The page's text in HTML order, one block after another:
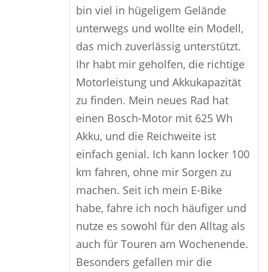
bin viel in hügeligem Gelände
unterwegs und wollte ein Modell,
das mich zuverlässig unterstützt.
Ihr habt mir geholfen, die richtige
Motorleistung und Akkukapazität
zu finden. Mein neues Rad hat
einen Bosch-Motor mit 625 Wh
Akku, und die Reichweite ist
einfach genial. Ich kann locker 100
km fahren, ohne mir Sorgen zu
machen. Seit ich mein E-Bike
habe, fahre ich noch häufiger und
nutze es sowohl für den Alltag als
auch für Touren am Wochenende.
Besonders gefallen mir die